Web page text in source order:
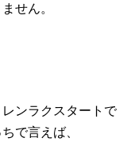
せん。
ンラクスタートで
で言えば、